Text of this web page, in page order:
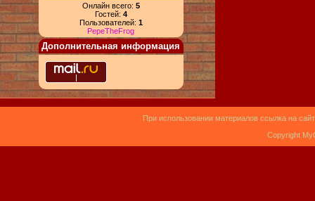
Онлайн всего: 5
Гостей: 4
Пользователей: 1
PepeTheFrog
Дополнительная информация
При использовании материалов ссылка на
Copyright